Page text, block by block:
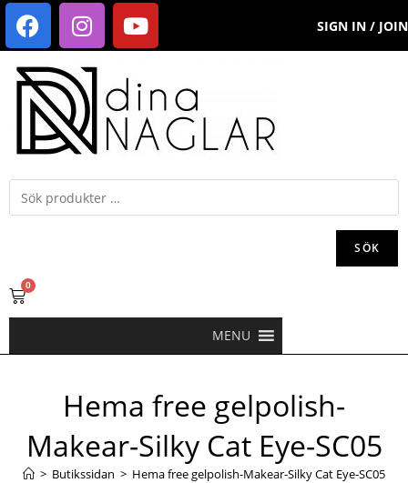
SIGN IN / JOIN
SÖK
0
MENU
Hema free gelpolish-
Makear-Silky Cat Eye-SC05
> Butikssidan > Hema free gelpolish-Makear-Silky Cat Eye-SC05